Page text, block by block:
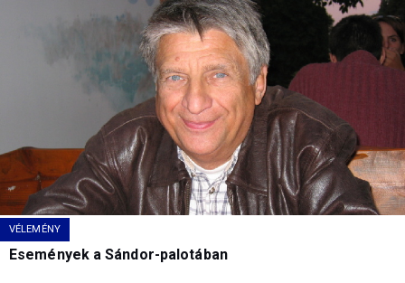
VÉLEMÉNY
Események a Sándor-palotában